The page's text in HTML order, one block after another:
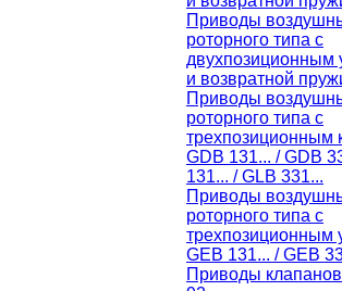
Приводы
роторного типа с
двухпозиционным
и возвратной
Приводы
роторного типа с
трехпозиционным
GDB 131... / GDB
131... / GLB 331...
Приводы
роторного типа с
трехпозиционным
GEB 131... / GEB
Приводы